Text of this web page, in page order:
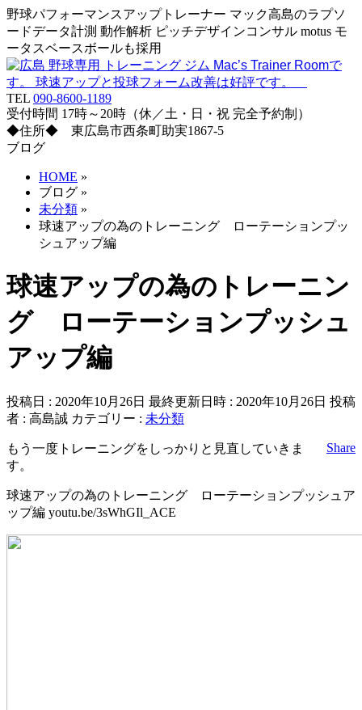
野球パフォーマンスアップトレーナー マック高島のラプソ
ードデータ計測 動作解析 ピッチデザインコンサル motus モ
ータスベースボールも採用
TEL 090-8600-1189
受付時間 17時～20時（休／土・日・祝 完全予約制）
◆住所◆ 東広島市西条町助実1867-5
ブログ
HOME »
ブログ »
未分類 »
球速アップの為のトレーニング ローテーションプッ
シュアップ編
球速アップの為のトレーニン
グ ローテーションプッシュ
アップ編
投稿日 : 2020年10月26日 最終更新日時 : 2020年10月26日 投稿
者 : 高島誠 カテゴリー : 未分類
Share
もう一度トレーニングをしっかりと見直していきま
す。
球速アップの為のトレーニング ローテーションプッシュア
ップ編 youtu.be/3sWhGIl_ACE